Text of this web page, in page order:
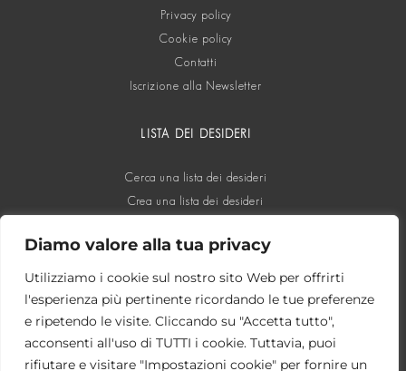
Diamo valore alla tua privacy
Utilizziamo i cookie sul nostro sito Web per offrirti
l'esperienza più pertinente ricordando le tue preferenze
e ripetendo le visite. Cliccando su "Accetta tutto",
acconsenti all'uso di TUTTI i cookie. Tuttavia, puoi
rifiutare e visitare "Impostazioni cookie" per fornire un
Privacy policy
Cookie policy
Contatti
Iscrizione alla Newsletter
LISTA DEI DESIDERI
Cerca una lista dei desideri
Crea una lista dei desideri
SOCIAL